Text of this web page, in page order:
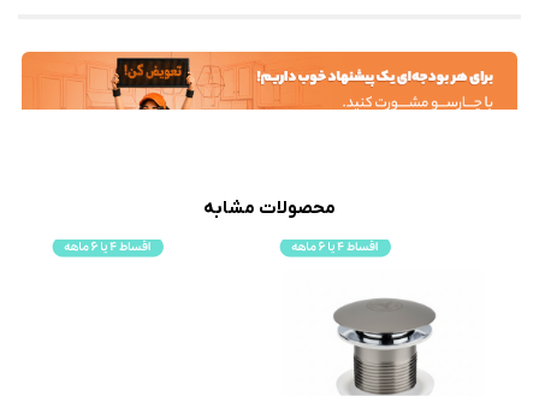
محصولات مشابه